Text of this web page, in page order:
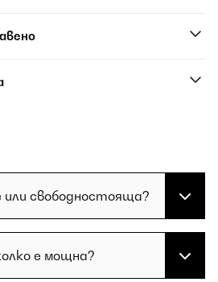
или свободностояща?
е мощна?